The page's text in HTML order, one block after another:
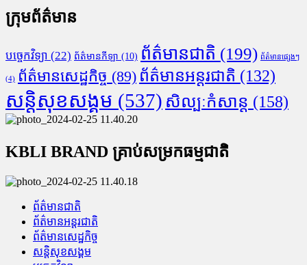
ក្រុមព័ត៌មាន
បច្ចេកវិទ្យា (22) ព័ត៌មានកីឡា (10) ព័ត៌មានជាតិ (199) ព័ត៌មានផ្សេងៗ
(4) ព័ត៌មានសេដ្ឋកិច្ច (89) ព័ត៌មានអន្តរជាតិ (132)
សន្តិសុខសង្គម (537) សិល្បៈកំសាន្ត (158)
KBLI BRAND គ្រាប់សម្រកធម្មជាតិ
ព័ត៌មានជាតិ
ព័ត៌មានអន្តរជាតិ
ព័ត៌មានសេដ្ឋកិច្ច
សន្តិសុខសង្គម